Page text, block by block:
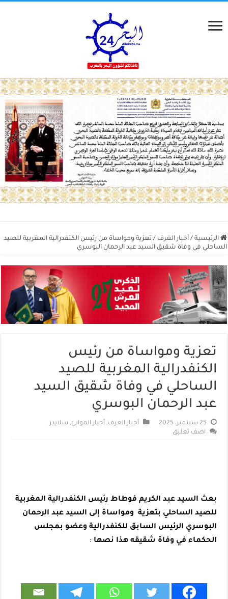
الرئيسية / أخبار الغرف / تعزية ومواساة من رئيس الكنفدرالية المغربية للصيد
الساحلي في وفاة شقيق السيد عبد الرحمان البوسري
تعزية ومواساة من رئيس
الكنفدرالية المغربية للصيد
الساحلي في وفاة شقيق السيد
عبد الرحمان البوسري
25 سبتمبر، 2025 أخبار الغرف, أخبار الموانئ, سلايدر
اضف تعليق
بعث السيد عبد الكريم فوطاط رئيس الكنفدرالية المغربية
للصيد الساحلي بتعزية ومواساة إلى السيد عبد الرحمان
البوسري الرئيس السابق للكنفدرالية وعضو بمجلس
الحكماء في وفاة شقيقه هذا نصها :